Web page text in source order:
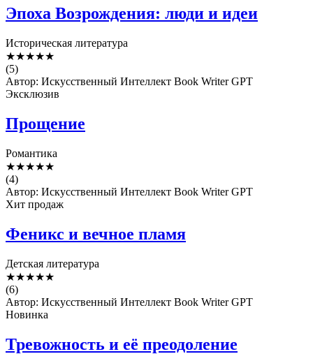
Эпоха Возрождения: люди и идеи
Историческая литература
★★★★★
(5)
Автор: Искусственный Интеллект Book Writer GPT
Эксклюзив
Прощение
Романтика
★★★★★
(4)
Автор: Искусственный Интеллект Book Writer GPT
Хит продаж
Феникс и вечное пламя
Детская литература
★★★★★
(6)
Автор: Искусственный Интеллект Book Writer GPT
Новинка
Тревожность и её преодоление